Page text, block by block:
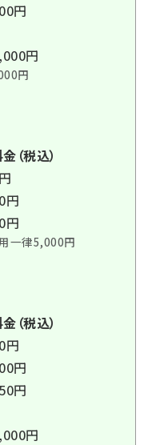
円
円
円
（税込）
円
円
一律5,000円
（税込）
円
円
円
円